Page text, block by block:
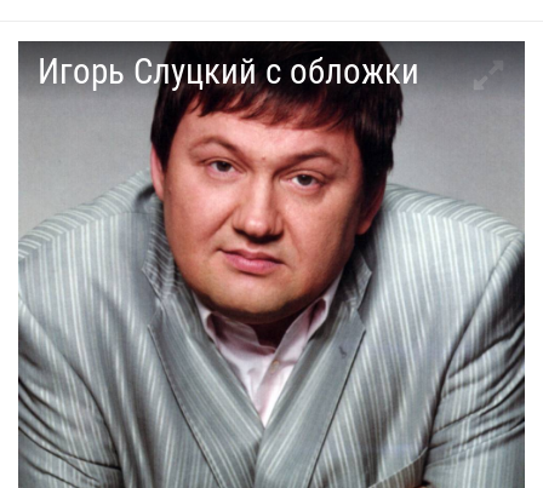
Игорь Слуцкий с обложки